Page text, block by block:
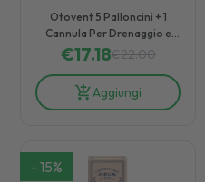
Otovent 5 Palloncini + 1
Cannula Per Drenaggio e
Ventilazione Orecchio
€17.18€22.00
Aggiungi
-15%